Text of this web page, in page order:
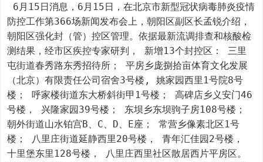
防控工作第366场新闻发布会上，朝阳区副区长孟锐介绍，
朝阳区强化封（管）控区管理。依据最新流调排查和核酸检
测结果，经市区疾控专家研判， 新增13个封控区： 三里
屯街道春秀路东秀招待所； 平房乡庞捌拾亩体育文化发展
（北京）有限责任公司宿舍3号楼, 姚家园西里1号院8号
楼； 呼家楼街道东大桥斜街甲1号楼； 高碑店乡义安门46
号楼， 兴隆家园39号楼； 东坝乡东坝驹子房108号楼；
朝外街道山水铂宫B、C、D、E座； 常营乡像素北区1号
楼； 八里庄街道延静西里20号楼， 青年汇佳园2号楼，
十里堡东里128号楼， 八里庄西里社区散居西片平房区。